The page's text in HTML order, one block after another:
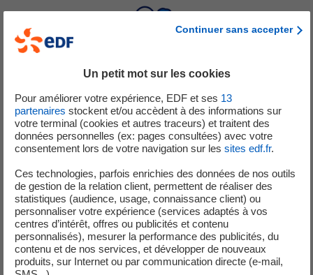
Data Scientists R&D
Expertise Data Science
Machine Learning
Deep Learning
Data viz…
Continuer sans accepter
Un petit mot sur les cookies
Pour améliorer votre expérience, EDF et ses 13
partenaires stockent et/ou accèdent à des informations sur
votre terminal (cookies et autres traceurs) et traitent des
données personnelles (ex: pages consultées) avec votre
consentement lors de votre navigation sur les sites edf.fr.
Ces technologies, parfois enrichies des données de nos outils
de gestion de la relation client, permettent de réaliser des
statistiques (audience, usage, connaissance client) ou
personnaliser votre expérience (services adaptés à vos
centres d’intérêt, offres ou publicités et contenu
personnalisés), mesurer la performance des publicités, du
contenu et de nos services, et développer de nouveaux
produits, sur Internet ou par communication directe (e-mail,